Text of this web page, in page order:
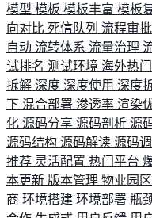
模型 模板 模板丰富 模板
向对比 死信队列 流程审批
自动 流转体系 流量治理
试排名 测试环境 海外热门
拆解 深度 深度使用 深度
下 混合部署 渗透率 渲染
化 源码分享 源码剖析 源
源码结构 源码解读 源码
推荐 灵活配置 热门平台
本更新 版本管理 物业园区
商 环境搭建 环境部署 瓶